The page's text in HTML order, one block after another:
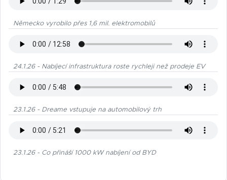
Německo vyrobilo přes 1,6 mil. elektromobilů
24.1.26 - Nabíjecí infrastruktura roste rychleji než prodeje EV
23.1.26 - Dreame vstupuje na automobilový trh
23.1.26 - Co přináší 1000 kW nabíjení od BYD